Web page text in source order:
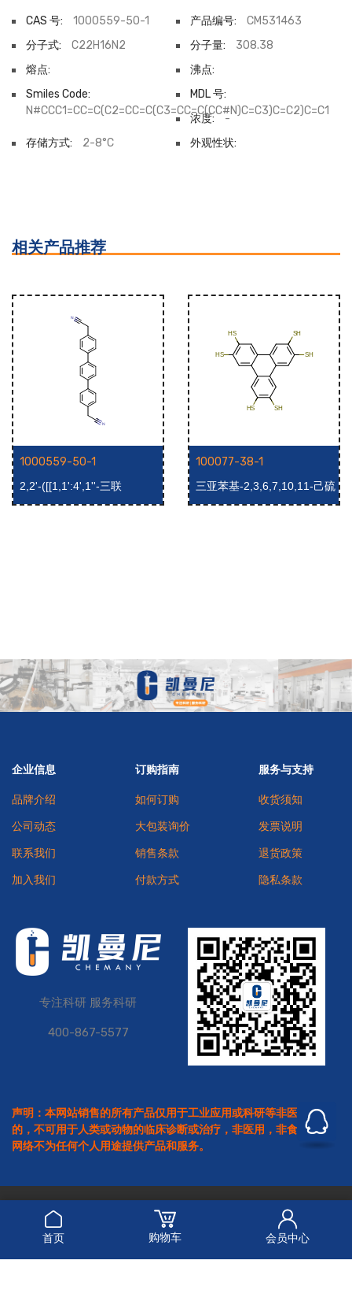
首页 购物车 会员中心
CAS 号: 1000559-50-1 产品编号:
CM531463
分子式:
C22H16N2 分子量:
308.38
熔点:
沸点:
Smiles Code:
N#CCC1=CC=C(C2=CC=C(C3=CC=C(CC#N)C=C3)C=C2)C=C1
MDL 号:
浓度:
-
存储方式:
2-8°C 外观性状:
相关产品推荐
1000559-50-1
2,2'-([[1,1':4',1''-三联
苯]-4,4''-二基)二乙腈
100077-38-1
三亚苯基-2,3,6,7,10,11-己硫
醇
企业信息
品牌介绍
公司动态
联系我们
加入我们
订购指南
如何订购
大包装询价
销售条款
付款方式
服务与支持
收货须知
发票说明
退货政策
隐私条款
专注科研 服务科研
400-867-5577
声明：本网站销售的所有产品仅用于工业应用或科研等非医疗目
的，不可用于人类或动物的临床诊断或治疗，非医用，非食用。本
网络不为任何个人用途提供产品和服务。
Copyright © 2026 凯曼尼
All Rights Reserved.
沪公网安备 31011502019997号
沪ICP备2021037122号